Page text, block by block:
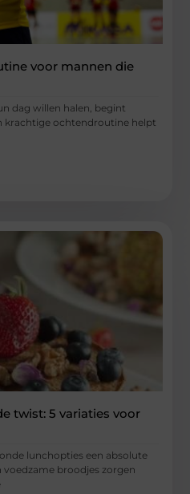
voor mannen die
dag willen halen, begint
krachtige ochtendroutine helpt
twist: 5 variaties voor
lunchopties een absolute
voedzame broodjes zorgen